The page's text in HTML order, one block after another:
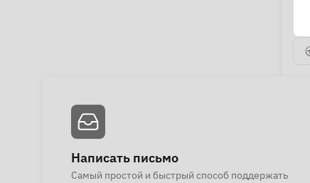
Написать письмо
Самый простой и быстрый способ поддержать